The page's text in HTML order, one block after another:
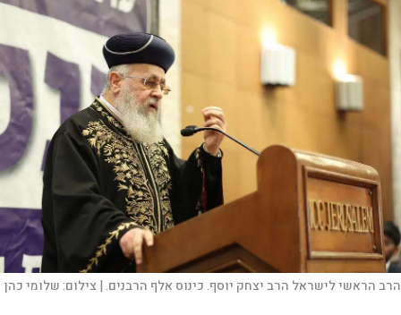
הרב הראשי לישראל הרב יצחק יוסף. כינוס אלף הרבנים. | צילום:שלומי כהן